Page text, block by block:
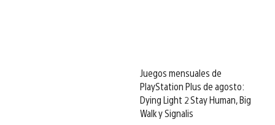
Juegos mensuales de
PlayStation Plus de agosto:
Dying Light 2 Stay Human, Big
Walk y Signalis